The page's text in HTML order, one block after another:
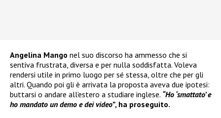
Angelina Mango nel suo discorso ha ammesso che si
sentiva frustrata, diversa e per nulla soddisfatta. Voleva
rendersi utile in primo luogo per sé stessa, oltre che per gli
altri. Quando poi gli è arrivata la proposta aveva due ipotesi:
buttarsi o andare all’estero a studiare inglese. “Ho ‘smattato’ e
ho mandato un demo e dei video”, ha proseguito.